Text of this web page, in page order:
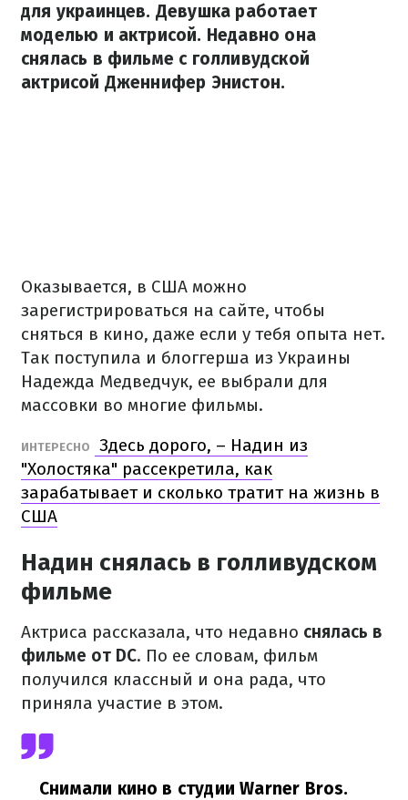
для украинцев. Девушка работает
моделью и актрисой. Недавно она
снялась в фильме с голливудской
актрисой Дженнифер Энистон.
Оказывается, в США можно
зарегистрироваться на сайте, чтобы
сняться в кино, даже если у тебя опыта нет.
Так поступила и блоггерша из Украины
Надежда Медведчук, ее выбрали для
массовки во многие фильмы.
ИНТЕРЕСНО
Здесь дорого, – Надин из
"Холостяка" рассекретила, как
зарабатывает и сколько тратит на жизнь в
США
Надин снялась в голливудском
фильме
Актриса рассказала, что недавно снялась в
фильме от DC. По ее словам, фильм
получился классный и она рада, что
приняла участие в этом.
Снимали кино в студии Warner Bros.